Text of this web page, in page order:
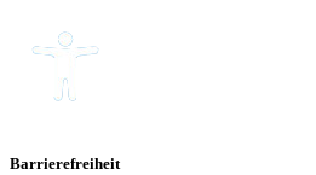
Barrierefreiheit